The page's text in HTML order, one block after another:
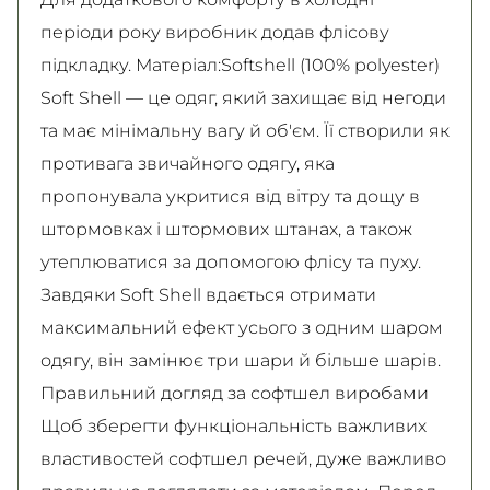
періоди року виробник додав флісову
підкладку. Матеріал:Softshell (100% polyester)
Soft Shell — це одяг, який захищає від негоди
та має мінімальну вагу й об'єм. Її створили як
противага звичайного одягу, яка
пропонувала укритися від вітру та дощу в
штормовках і штормових штанах, а також
утеплюватися за допомогою флісу та пуху.
Завдяки Soft Shell вдається отримати
максимальний ефект усього з одним шаром
одягу, він замінює три шари й більше шарів.
Правильний догляд за софтшел виробами
Щоб зберегти функціональність важливих
властивостей софтшел речей, дуже важливо